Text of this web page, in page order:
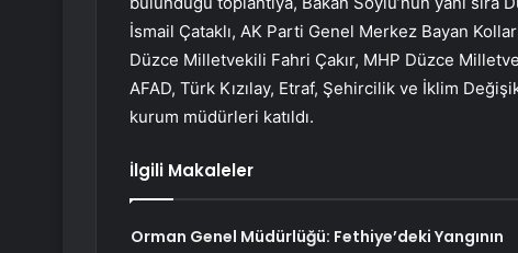
İsmail Çataklı, AK Parti Genel Merkez Bayan
Düzce Milletvekili Fahri Çakır, MHP Düzce
AFAD, Türk Kızılay, Etraf, Şehircilik ve İklim
kurum müdürleri katıldı.
İlgili Makaleler
Orman Genel Müdürlüğü: Fethiye’deki Yangının